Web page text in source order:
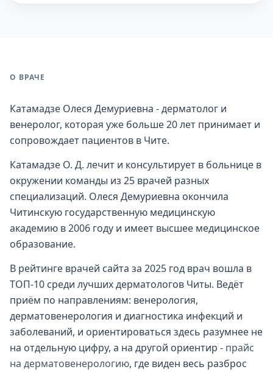
О ВРАЧЕ
Катамадзе Олеся Демуриевна - дерматолог и
венеролог, которая уже больше 20 лет принимает и
сопровождает пациентов в Чите.
Катамадзе О. Д. лечит и консультирует в больнице в
окружении команды из 25 врачей разных
специализаций. Олеся Демуриевна окончила
Читинскую государственную медицинскую
академию в 2006 году и имеет высшее медицинское
образование.
В рейтинге врачей сайта за 2025 год врач вошла в
ТОП-10 среди лучших дерматологов Читы. Ведёт
приём по направлениям: венерология,
дерматовенерология и диагностика инфекций и
заболеваний, и ориентироваться здесь разумнее не
на отдельную цифру, а на другой ориентир - прайс
на дерматовенерологию, где виден весь разброс